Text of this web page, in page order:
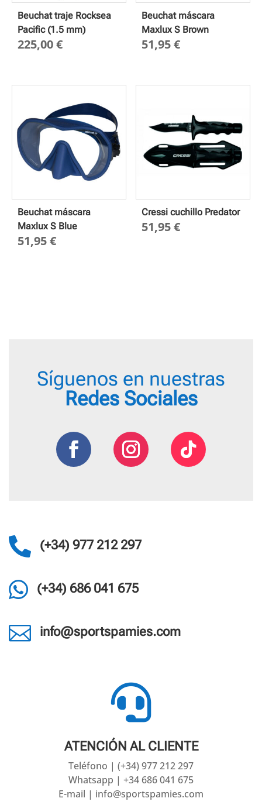
Beuchat traje Rocksea
Pacific (1.5 mm)
225,00€
Beuchat máscara
Maxlux S Brown
51,95€
Beuchat máscara
Maxlux S Blue
51,95€
Cressi cuchillo Predator
51,95€
Síguenos en nuestras
Redes Sociales
 (+34) 977 212 297
 (+34) 686 041 675
 info@sportspamies.com

ATENCIÓN AL CLIENTE
Teléfono | (+34) 977 212 297
Whatsapp | +34 686 041 675
E-mail | info@sportspamies.com